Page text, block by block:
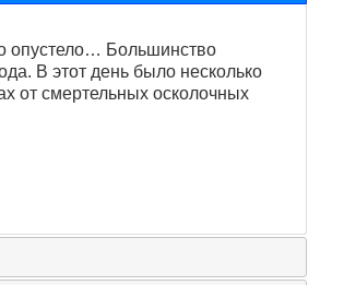
опустело… Большинство
В этот день было несколько
от смертельных осколочных